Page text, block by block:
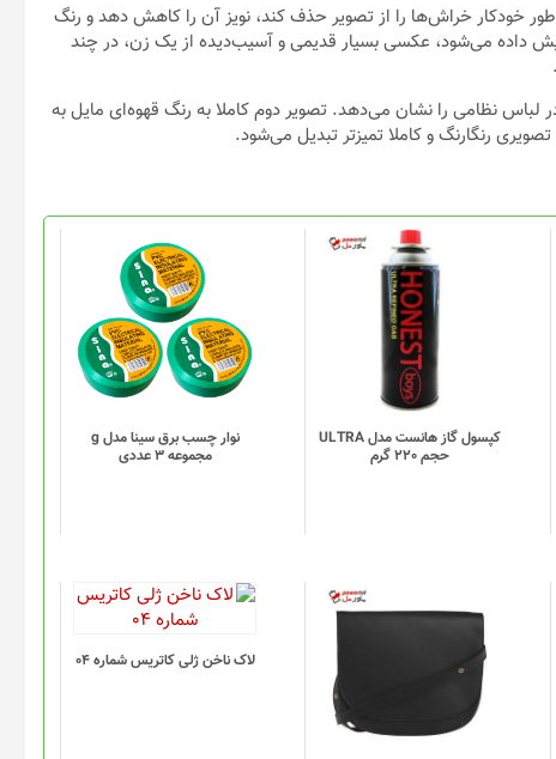
خودکار خراش‌ها را از تصویر حذف کند، نویز آن را کاهش دهد و رنگ
داده می‌شود، عکسی بسیار قدیمی و آسیب‌دیده از یک زن، در چند
نظامی را نشان می‌دهد. تصویر دوم کاملا به رنگ قهوه‌ای مایل به
کپسول گاز هانست مدل ULTRA
حجم 220 گرم
نوار چسب برق سینا مدل g
مجموعه 3 عددی
لاک ناخن ژلی کاتریس شماره 04